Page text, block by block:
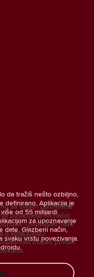
da tražiš nešto ozbiljno,
definirano. Aplikacija je
od 55 milijardi
za upoznavanje
date, Glazbeni način,
svaku vrstu povezivanja.
sa svojim partnerima
posjetitelja na našoj
i poboljšati naše
o kolačićima i
možeš povući